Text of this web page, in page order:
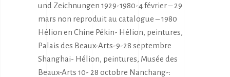
und Zeichnungen 1929-1980-4 février – 29
mars non reproduit au catalogue – 1980
Hélion en Chine Pékin- Hélion, peintures,
Palais des Beaux-Arts-9-28 septembre
Shanghai- Hélion, peintures, Musée des
Beaux-Arts 10- 28 octobre Nanchang-: